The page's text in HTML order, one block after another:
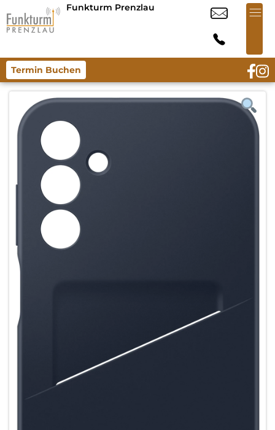
Funkturm Prenzlau
Termin Buchen